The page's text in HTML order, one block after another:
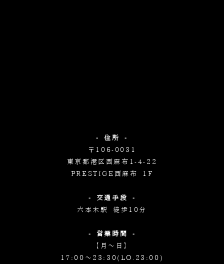
- 住所 -
〒106-0031
東京都港区西麻布1-4-22
PRESTIGE西麻布 1F
- 交通手段 -
六本木駅 徒歩10分
- 営業時間 -
【月～日】
17:00～23:30(LO.23:00)